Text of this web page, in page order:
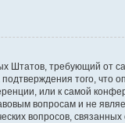
Штатов, требующий от
того, что
или к самой
вопросам и не
вопросов,